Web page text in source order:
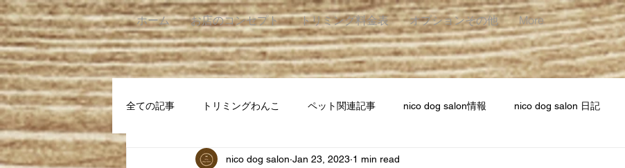
ホーム お店のコンセプト トリミング料金表 オプションその他 More
全ての記事 トリミングわんこ ペット関連記事 nico dog salon情報 nico dog salon 日記
nico dog salon Jan 23, 2023 1 min read